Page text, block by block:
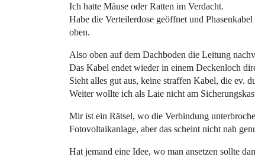
Ich hatte Mäuse oder Ratten im Verdacht.
Habe die Verteilerdose geöffnet und
oben.
Also oben auf dem Dachboden die Leitung
Das Kabel endet wieder in einem Deckenloch
Sieht alles gut aus, keine straffen Kabel, die ev.
Weiter wollte ich als Laie nicht am
Mir ist ein Rätsel, wo die Verbindung
Fotovoltaikanlage, aber das scheint nicht nah
Hat jemand eine Idee, wo man ansetzen sollte